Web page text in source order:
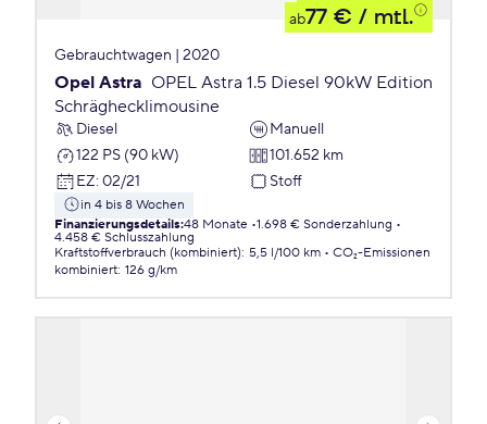
ab77 € / mtl.
Gebrauchtwagen | 2020
Opel Astra OPEL Astra 1.5 Diesel 90kW Edition
Schräghecklimousine
Diesel
Manuell
122 PS (90 kW)
101.652 km
EZ: 02/21 Stoff
in 4 bis 8 Wochen
Finanzierungsdetails:48 Monate 1.698 € Sonderzahlung
4.458 € Schlusszahlung
Kraftstoffverbrauch (kombiniert): 5,5 l/100 km
CO₂-Emissionen
kombiniert: 126 g/km